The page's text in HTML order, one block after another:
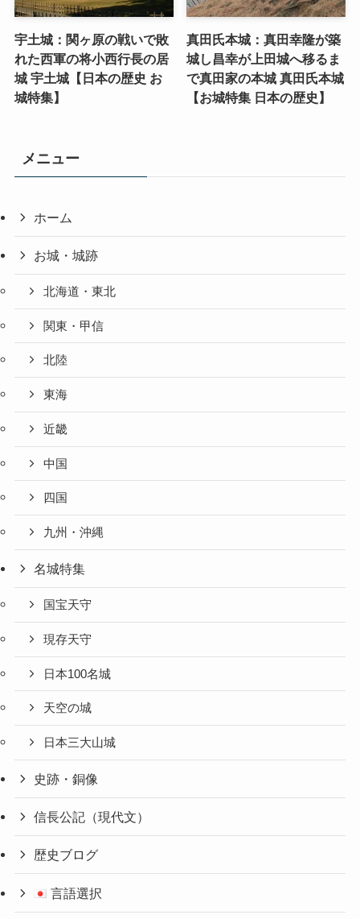
宇土城：関ヶ原の戦いで敗
れた西軍の将小西行長の居
城 宇土城【日本の歴史 お
城特集】
真田氏本城：真田幸隆が築
城し昌幸が上田城へ移るま
で真田家の本城 真田氏本城
【お城特集 日本の歴史】
メニュー
ホーム
お城・城跡
北海道・東北
関東・甲信
北陸
東海
近畿
中国
四国
九州・沖縄
名城特集
国宝天守
現存天守
日本100名城
天空の城
日本三大山城
史跡・銅像
信長公記（現代文）
歴史ブログ
言語選択